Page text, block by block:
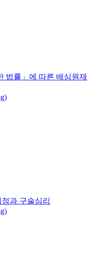
법률」에 따른 배심원재
)
과 구술심리
)